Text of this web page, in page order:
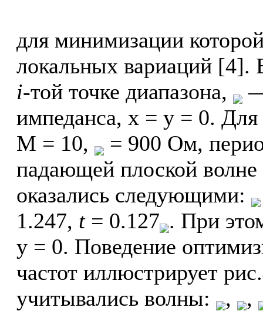
для минимизации
локальных вариаций
i-той точке диапазона,
импеданса, x = y = 0. Для
M = 10,
= 900 Ом,
падающей плоской волне
оказались следующими:
1.247, t= 0.127 . При
y = 0. Поведение
частот иллюстрирует
учитывались волны:
, ,